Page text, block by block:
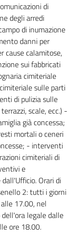
di
degli arredi
di inumazione
danni per
cause calamitose,
sui fabbricati
cimiteriale
sulle parti
di pulizia sulle
scale, ecc.) -
già concessa;
mortali o ceneri
- interventi
cimiteriali di
e
Orari di
2: tutti i giorni
17.00, nel
legale dalle
ore 18.00.